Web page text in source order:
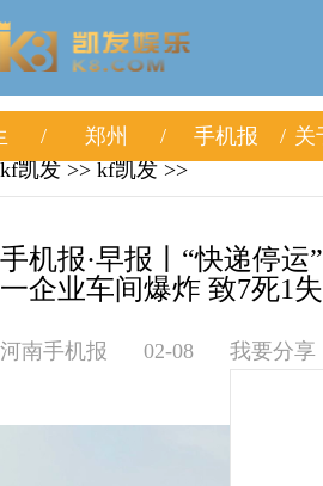
郑州 手机报 关
kf凯发 >> kf凯发 >>
手机报·早报丨“快递停
一企业车间爆炸 致7死1
河南手机报 02-08 我要分享